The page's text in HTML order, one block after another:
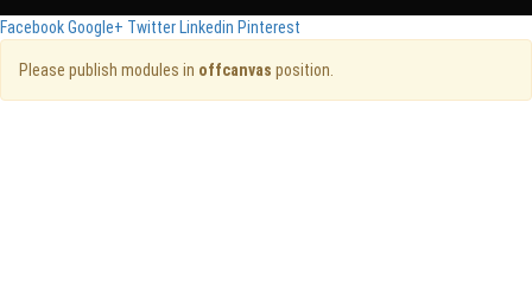
FacebookGoogle+ Twitter Linkedin Pinterest
Please publish modules in offcanvas position.